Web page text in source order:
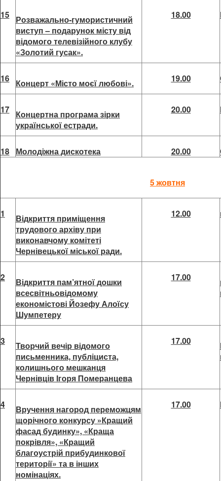
15
Розважально-гумористичний
виступ – подарунок місту від
відомого телевізійного клубу
«Золотий гусак».
18.00
16 Концерт «Місто моєї любові». 19.00
17
Концертна програма зірки
української естради.
20.00
18 Молодіжна дискотека 20.00
5 жовтня
1
Відкриття приміщення
трудового архіву при
виконавчому комітеті
Чернівецької міської ради.
12.00
2
Відкриття пам’ятної дошки
всесвітньовідомому
економістові Йозефу Алоїсу
Шумпетеру
17.00
3
Творчий вечір відомого
письменника, публіциста,
колишнього мешканця
Чернівців Ігоря Померанцева
17.00
4
Вручення нагород переможцям
щорічного конкурсу »Кращий
фасад будинку», «Краща
покрівля», «Кращий
благоустрій прибудинкової
території» та в інших
номінаціях.
17.00